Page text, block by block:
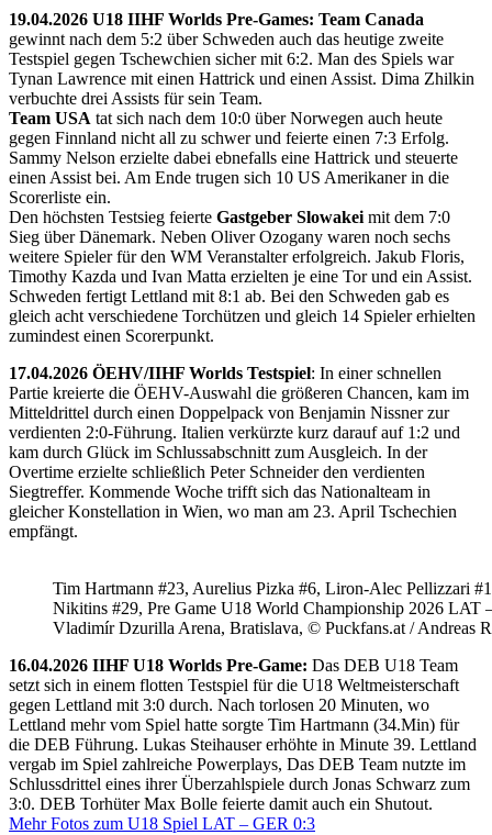
19.04.2026 U18 IIHF Worlds Pre-Games: Team Canada
gewinnt nach dem 5:2 über Schweden auch das heutige zweite
Testspiel gegen Tschewchien sicher mit 6:2. Man des Spiels war
Tynan Lawrence mit einen Hattrick und einen Assist. Dima Zhilkin
verbuchte drei Assists für sein Team.
Team USA tat sich nach dem 10:0 über Norwegen auch heute
gegen Finnland nicht all zu schwer und feierte einen 7:3 Erfolg.
Sammy Nelson erzielte dabei ebnefalls eine Hattrick und steuerte
einen Assist bei. Am Ende trugen sich 10 US Amerikaner in die
Scorerliste ein.
Den höchsten Testsieg feierte Gastgeber Slowakei mit dem 7:0
Sieg über Dänemark. Neben Oliver Ozogany waren noch sechs
weitere Spieler für den WM Veranstalter erfolgreich. Jakub Floris,
Timothy Kazda und Ivan Matta erzielten je eine Tor und ein Assist.
Schweden fertigt Lettland mit 8:1 ab. Bei den Schweden gab es
gleich acht verschiedene Torchützen und gleich 14 Spieler erhielten
zumindest einen Scorerpunkt.
17.04.2026 ÖEHV/IIHF Worlds Testspiel: In einer schnellen
Partie kreierte die ÖEHV-Auswahl die größeren Chancen, kam im
Mitteldrittel durch einen Doppelpack von Benjamin Nissner zur
verdienten 2:0-Führung. Italien verkürzte kurz darauf auf 1:2 und
kam durch Glück im Schlussabschnitt zum Ausgleich. In der
Overtime erzielte schließlich Peter Schneider den verdienten
Siegtreffer. Kommende Woche trifft sich das Nationalteam in
gleicher Konstellation in Wien, wo man am 23. April Tschechien
empfängt.
Tim Hartmann #23, Aurelius Pizka #6, Liron-Alec Pellizzari
Nikitins #29, Pre Game U18 World Championship 2026 LAT
Vladimír Dzurilla Arena, Bratislava, © Puckfans.at / Andreas
16.04.2026 IIHF U18 Worlds Pre-Game: Das DEB U18 Team
setzt sich in einem flotten Testspiel für die U18 Weltmeisterschaft
gegen Lettland mit 3:0 durch. Nach torlosen 20 Minuten, wo
Lettland mehr vom Spiel hatte sorgte Tim Hartmann (34.Min) für
die DEB Führung. Lukas Steihauser erhöhte in Minute 39. Lettland
vergab im Spiel zahlreiche Powerplays, Das DEB Team nutzte im
Schlussdrittel eines ihrer Überzahlspiele durch Jonas Schwarz zum
3:0. DEB Torhüter Max Bolle feierte damit auch ein Shutout.
Mehr Fotos zum U18 Spiel LAT – GER 0:3